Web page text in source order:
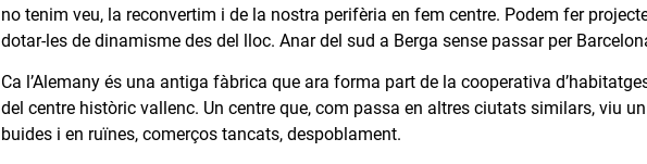
no tenim veu, la reconvertim i de la nostra perifèria en fem centre. Podem fer
dotar-les de dinamisme des del lloc. Anar del sud a Berga sense passar per
Ca l’Alemany és una antiga fàbrica que ara forma part de la cooperativa
del centre històric vallenc. Un centre que, com passa en altres ciutats similars, viu
buides i en ruïnes, comerços tancats, despoblament.